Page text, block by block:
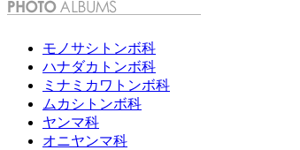
モノサシトンボ科
ハナダカトンボ科
ミナミカワトンボ科
ムカシトンボ科
ヤンマ科
オニヤンマ科